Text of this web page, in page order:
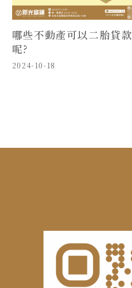
哪些不動產可以二胎貸款
呢?
2024-10-18